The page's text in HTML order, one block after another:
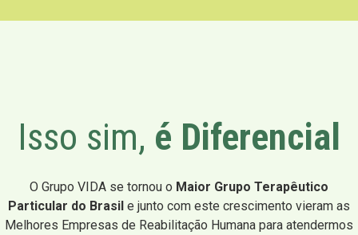
Isso sim, é Diferencial
O Grupo VIDA se tornou o Maior Grupo Terapêutico
Particular do Brasil e junto com este crescimento vieram as
Melhores Empresas de Reabilitação Humana para atendermos